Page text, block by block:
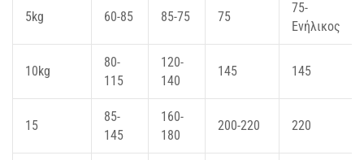
5kg 60-85 85-75 75
75-
Ενήλικος
10kg
80-
115
120-
140
145 145
15
85-
145
160-
180
200-220 220